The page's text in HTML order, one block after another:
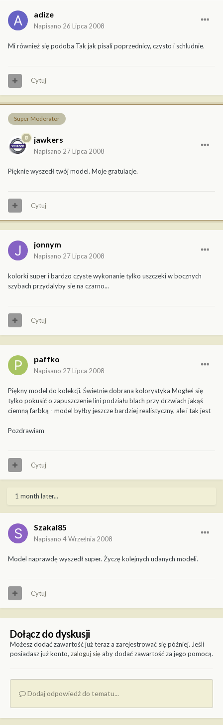
adize
Napisano 26 Lipca 2008
Mi również się podoba Tak jak pisali poprzednicy, czysto i schludnie.
Cytuj
Super Moderator
jawkers
Napisano 27 Lipca 2008
Pięknie wyszedł twój model. Moje gratulacje.
Cytuj
jonnym
Napisano 27 Lipca 2008
kolorki super i bardzo czyste wykonanie tylko uszczeki w bocznych
szybach przydalyby sie na czarno...
Cytuj
paffko
Napisano 27 Lipca 2008
Piękny model do kolekcji. Świetnie dobrana kolorystyka Mogłeś się
tylko pokusić o zapuszczenie lini podziału blach przy drzwiach jakąś
ciemną farbką - model byłby jeszcze bardziej realistyczny, ale i tak jest
Pozdrawiam
Cytuj
1 month later...
Szakal85
Napisano 4 Września 2008
Model naprawdę wyszedł super. Życzę kolejnych udanych modeli.
Cytuj
Dołącz do dyskusji
Możesz dodać zawartość już teraz a zarejestrować się później. Jeśli
posiadasz już konto, zaloguj sięaby dodać zawartość za jego pomocą.
Dodaj odpowiedź do tematu...